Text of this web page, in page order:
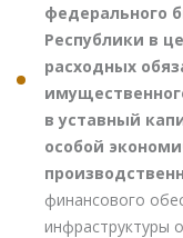
федерального
Республики в
расходных
в уставный
особой
финансового
инфраструктуры